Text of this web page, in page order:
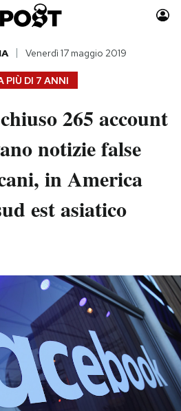
Auto
Moda
Consumismi
Storie/Idee
Media
Mondiali calcio 2026
PIÙ DI 7 ANNI
Venerdì 17 maggio 2019
265 account
notizie false
in America
est asiatico